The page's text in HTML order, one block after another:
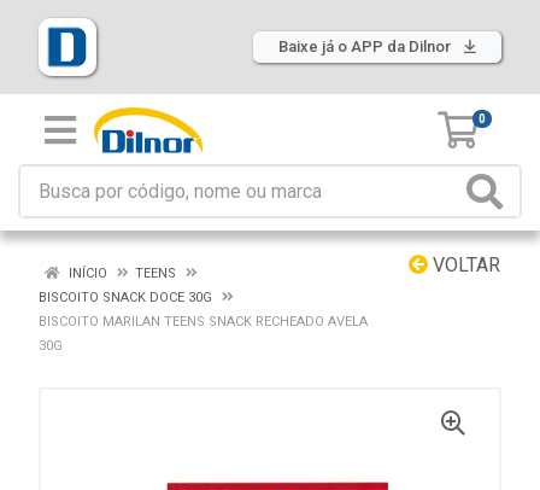
Baixe já o APP da Dilnor
0
VOLTAR
INÍCIO
TEENS
BISCOITO SNACK DOCE 30G
BISCOITO MARILAN TEENS SNACK RECHEADO AVELA
30G